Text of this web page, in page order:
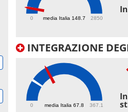
media Italia 148.7
0 2850
INTEGRAZIONE
media Italia 67.8
0 367.1